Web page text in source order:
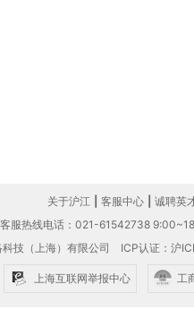
关于沪江 客服中心
诚聘英
客服热线电话：021-61542738
科技（上海）有限公司 ICP认证：沪
上海互联网举报中心 工